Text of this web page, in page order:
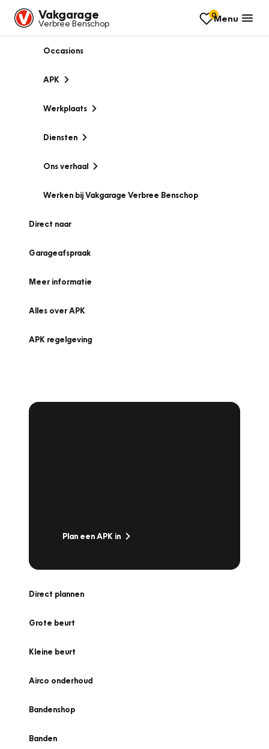
Vakgarage
Verbree Benschop
0Menu
Occasions
APK
Werkplaats
Diensten
Ons verhaal
Werken bij Vakgarage Verbree Benschop
Direct naar
Garageafspraak
Meer informatie
Alles over APK
APK regelgeving
Plan een APK in
Direct plannen
Grote beurt
Kleine beurt
Airco onderhoud
Bandenshop
Banden